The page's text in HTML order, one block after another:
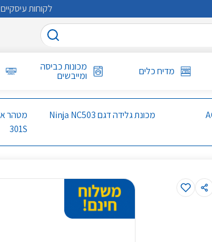
לקוחות עיסקיים
מדיח כלים מכונות כביסה
ומייבשים
מכונת גלידה דגם Ninja NC503
301S